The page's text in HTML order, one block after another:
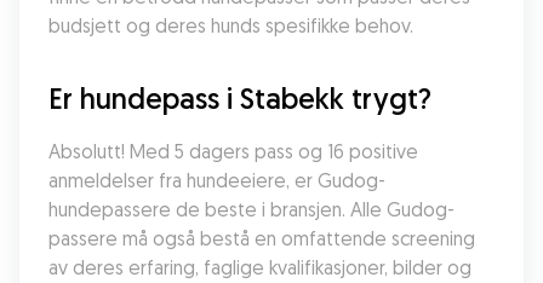
budsjett og deres hunds spesifikke behov.
Er hundepass i Stabekk trygt?
Absolutt! Med 5 dagers pass og 16 positive
anmeldelser fra hundeeiere, er Gudog-
hundepassere de beste i bransjen. Alle Gudog-
passere må også bestå en omfattende screening
av deres erfaring, faglige kvalifikasjoner, bilder og